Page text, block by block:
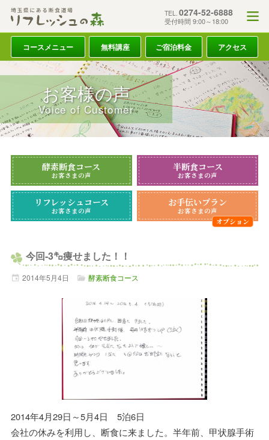
TEL. 0274-52-6888
受付時間 9:00～18:00
コースメニュー 無料講座 ご宿泊料金 アクセス
お客様の声
Voice of Customer
酵素断食コース
お客さまの声
半断食コース
お客さまの声
リフレッシュコース
お客さまの声
お手伝いプラン
お客さまの声
今回-3㌔痩せました！！
2014年5月4日 酵素断食コース
2014年4月29日～5月4日 5泊6日
会社の休みを利用し、断食に来ました。半年前、甲状腺手術